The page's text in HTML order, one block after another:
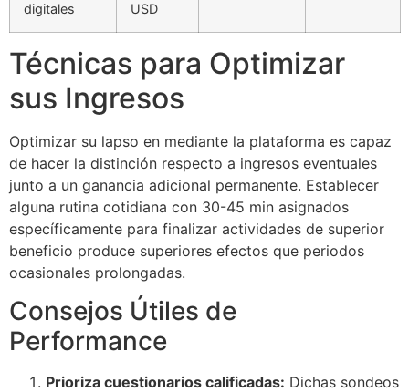
digitales
USD
Técnicas para Optimizar
sus Ingresos
Optimizar su lapso en mediante la plataforma es capaz
de hacer la distinción respecto a ingresos eventuales
junto a un ganancia adicional permanente. Establecer
alguna rutina cotidiana con 30-45 min asignados
específicamente para finalizar actividades de superior
beneficio produce superiores efectos que periodos
ocasionales prolongadas.
Consejos Útiles de
Performance
Prioriza cuestionarios calificadas: Dichas sondeos